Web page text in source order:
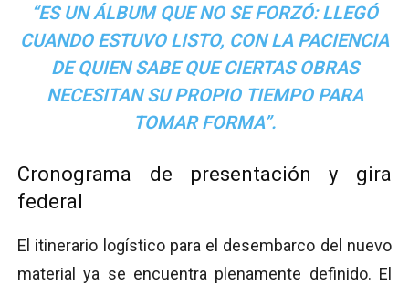
“ES UN ÁLBUM QUE NO SE FORZÓ: LLEGÓ
CUANDO ESTUVO LISTO, CON LA PACIENCIA
DE QUIEN SABE QUE CIERTAS OBRAS
NECESITAN SU PROPIO TIEMPO PARA
TOMAR FORMA”.
Cronograma de presentación y gira
federal
El itinerario logístico para el desembarco del nuevo
material ya se encuentra plenamente definido. El